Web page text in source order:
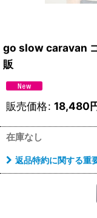
go slow caravan
販
販売価格: 18,480
在庫なし
返品特約に関する重